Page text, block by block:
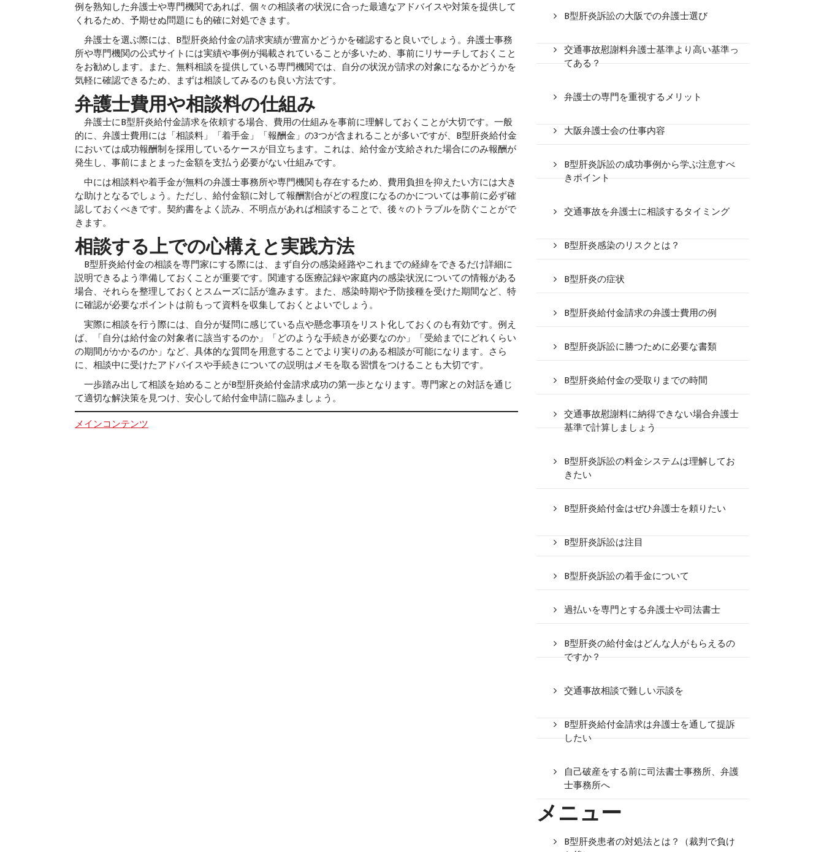
例を熟知した弁護士や専門機関であれば、個々の相談者の状況に合った最適なアドバイスや対策を提供して
くれるため、予期せぬ問題にも的確に対処できます。
弁護士を選ぶ際には、B型肝炎給付金の請求実績が豊富かどうかを確認すると良いでしょう。弁護士事務
所や専門機関の公式サイトには実績や事例が掲載されていることが多いため、事前にリサーチしておくこと
をお勧めします。また、無料相談を提供している専門機関では、自分の状況が請求の対象になるかどうかを
気軽に確認できるため、まずは相談してみるのも良い方法です。
弁護士費用や相談料の仕組み
弁護士にB型肝炎給付金請求を依頼する場合、費用の仕組みを事前に理解しておくことが大切です。一般
的に、弁護士費用には「相談料」「着手金」「報酬金」の3つが含まれることが多いですが、B型肝炎給付金
においては成功報酬制を採用しているケースが目立ちます。これは、給付金が支給された場合にのみ報酬が
発生し、事前にまとまった金額を支払う必要がない仕組みです。
中には相談料や着手金が無料の弁護士事務所や専門機関も存在するため、費用負担を抑えたい方には大き
な助けとなるでしょう。ただし、給付金額に対して報酬割合がどの程度になるのかについては事前に必ず確
認しておくべきです。契約書をよく読み、不明点があれば相談することで、後々のトラブルを防ぐことがで
きます。
相談する上での心構えと実践方法
B型肝炎給付金の相談を専門家にする際には、まず自分の感染経路やこれまでの経緯をできるだけ詳細に
説明できるよう準備しておくことが重要です。関連する医療記録や家庭内の感染状況についての情報がある
場合、それらを整理しておくとスムーズに話が進みます。また、感染時期や予防接種を受けた期間など、特
に確認が必要なポイントは前もって資料を収集しておくとよいでしょう。
実際に相談を行う際には、自分が疑問に感じている点や懸念事項をリスト化しておくのも有効です。例え
ば、「自分は給付金の対象者に該当するのか」「どのような手続きが必要なのか」「受給までにどれくらい
の期間がかかるのか」など、具体的な質問を用意することでより実りのある相談が可能になります。さら
に、相談中に受けたアドバイスや手続きについての説明はメモを取る習慣をつけることも大切です。
一歩踏み出して相談を始めることがB型肝炎給付金請求成功の第一歩となります。専門家との対話を通じ
て適切な解決策を見つけ、安心して給付金申請に臨みましょう。
メインコンテンツ
B型肝炎訴訟の大阪での弁護士選び
交通事故慰謝料弁護士基準より高い基準っ
てある？
弁護士の専門を重視するメリット
大阪弁護士会の仕事内容
B型肝炎訴訟の成功事例から学ぶ注意すべ
きポイント
交通事故を弁護士に相談するタイミング
B型肝炎感染のリスクとは？
B型肝炎の症状
B型肝炎給付金請求の弁護士費用の例
B型肝炎訴訟に勝つために必要な書類
B型肝炎給付金の受取りまでの時間
交通事故慰謝料に納得できない場合弁護士
基準で計算しましょう
B型肝炎訴訟の料金システムは理解してお
きたい
B型肝炎給付金はぜひ弁護士を頼りたい
B型肝炎訴訟は注目
B型肝炎訴訟の着手金について
過払いを専門とする弁護士や司法書士
B型肝炎の給付金はどんな人がもらえるの
ですか？
交通事故相談で難しい示談を
B型肝炎給付金請求は弁護士を通して提訴
したい
自己破産をする前に司法書士事務所、弁護
士事務所へ
メニュー
B型肝炎患者の対処法とは？（裁判で負け